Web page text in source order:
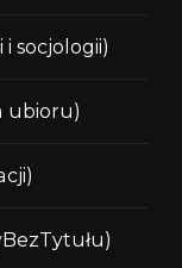
i socjologii)
ubioru)